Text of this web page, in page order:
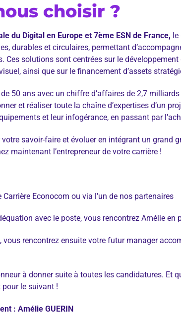
choisir ?
du Digital en Europe et 7ème ESN de France,
durables et circulaires, permettant
Ces solutions sont centrées sur le
ainsi que sur le financement d’assets
50 ans avec un chiffre d’affaires de 2,7
et réaliser toute la chaîne d’expertises d’un
et leur infogérance, en passant par
savoir-faire et évoluer en intégrant un grand
maintenant l’entrepreneur de votre carrière !
Econocom ou via l’un de nos partenaires
avec le poste, vous rencontrez Amélie en
rencontrez ensuite votre futur manager
à donner suite à toutes les candidatures. Et
le suivant !
: Amélie GUERIN